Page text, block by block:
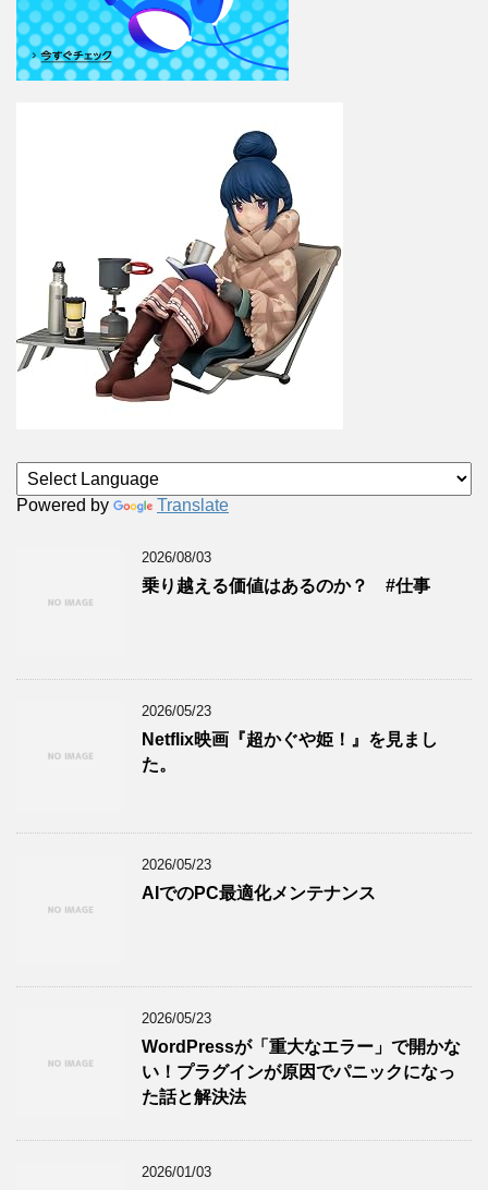
Powered by Translate
2026/08/03
乗り越える価値はあるのか？ #仕事
2026/05/23
Netflix映画『超かぐや姫！』を見まし
た。
2026/05/23
AIでのPC最適化メンテナンス
2026/05/23
WordPressが「重大なエラー」で開かな
い！プラグインが原因でパニックになっ
た話と解決法
2026/01/03